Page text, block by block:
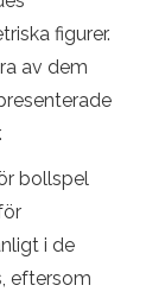
figurer.
av dem
bollspel
i de
eftersom